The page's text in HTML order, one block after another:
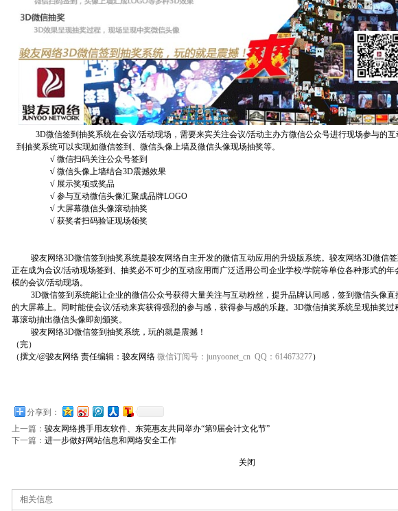
3D微信签到抽奖系统在会议/活动现场，需要来宾关注会议/活动主办方微信公众号进行现场参与的互
到抽奖系统可以实现如微信签到、微信头像上墙及微信头像现场抽奖等。
√ 微信扫码关注公众号签到
√ 微信头像上墙结合3D震撼效果
√ 展示奖项或奖品
√ 参与互动微信头像汇聚成品牌LOGO
√ 大屏幕微信头像滚动抽奖
√ 获奖者扫码验证现场领奖
骏友网络3D微信签到抽奖系统是骏友网络自主开发的微信互动应用的升级版系统。骏友网络3D微信
正在成为会议/活动现场签到、抽奖必不可少的互动应用而广泛适用公司企业学校/学院等单位各种形式的年
模的会议/活动现场。
3D微信签到系统能让企业的微信公众号获得大量关注与互动粉丝，提升品牌认同感，签到微信头像直
的大屏幕上。同时能使会议/活动来宾获得强烈的参与感，获得参与感的乐趣。 3D微信抽奖系统呈现抽奖过
幕滚动抽出微信头像即刻颁奖。
骏友网络3D微信签到抽奖系统，玩的就是震撼！
（完）
（撰文/@骏友网络 责任编辑：骏友网络 微信订阅号： junyoonet_cn QQ ： 614673277）
分享到：
上一篇： 骏友网络携手用友软件、东莞惠友共同举办“第9届会计文化节”
下一篇： 进一步做好网站信息和网络安全工作
关闭
相关信息